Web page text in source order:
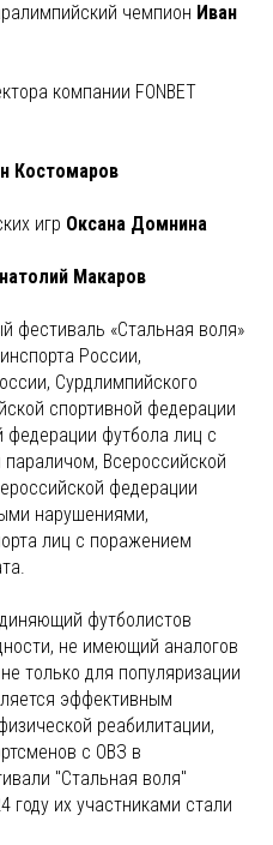
чемпион Иван
компании FONBET
Костомаров
игр Оксана Домнина
Макаров
фестиваль «Стальная воля»
России,
Сурдлимпийского
спортивной федерации
федерации футбола лиц с
Всероссийской
федерации
нарушениями,
лиц с поражением
футболистов
не имеющий аналогов
только для популяризации
эффективным
реабилитации,
с ОВЗ в
"Стальная воля"
году их участниками стали